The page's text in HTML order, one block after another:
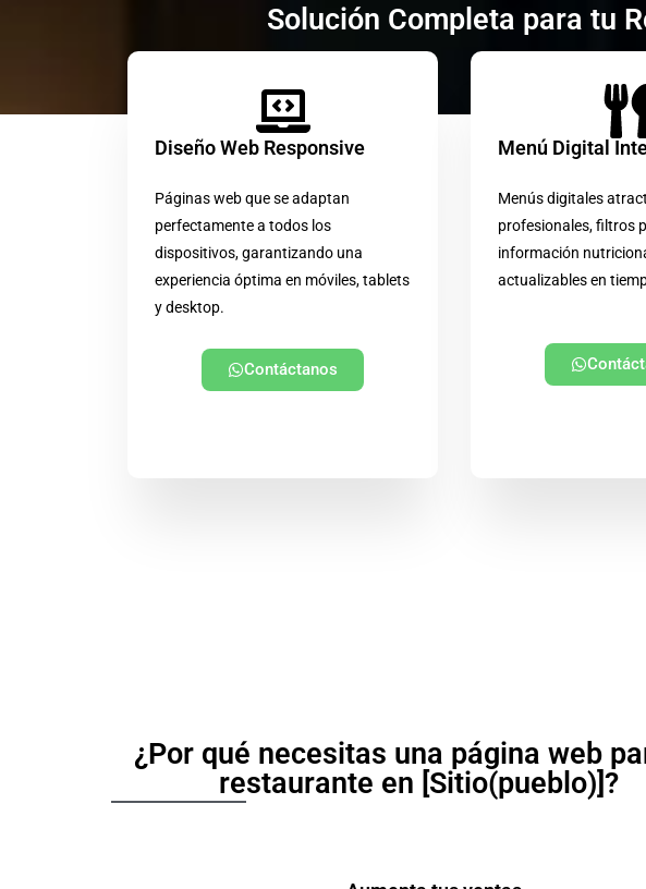
Solución Completa para tu
Diseño Web Responsive
Páginas web que se adaptan
perfectamente a todos los
dispositivos, garantizando una
experiencia óptima en móviles, tablets
y desktop.
Contáctanos
Menú Digital
Menús digitales
profesionales, filtros
información
actualizables en
¿Por qué necesitas una página web
restaurante en [Sitio(pueblo)]?